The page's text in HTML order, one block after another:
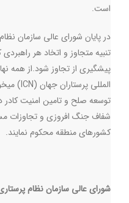
است.
در پایان شورای عالی سازمان
تنبیه متجاوز و اتخاد هر
پیشگیری از تجاوز شود.از همه
المللی پرستاران جهان (ICN
)
توسعه صلح و تامین امنیت
شفاف جنگ افروزی و تجاوزات
کشورهای منطقه محکوم نمایند.
شورای عالی سازمان نظام